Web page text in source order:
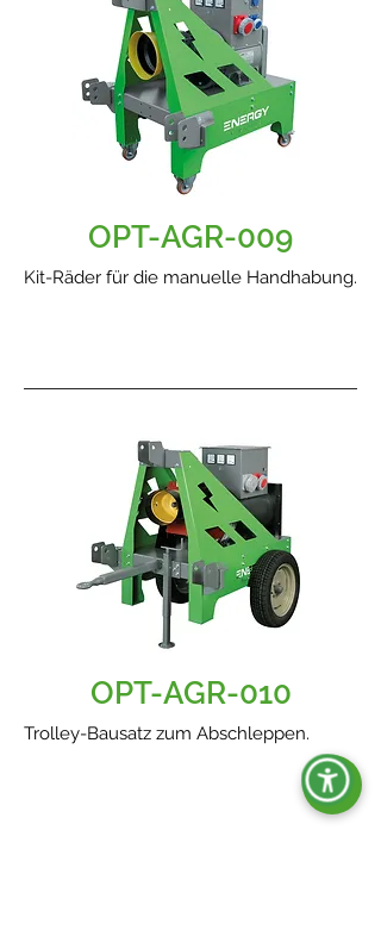
OPT-AGR-009
Kit-Räder für die manuelle Handhabung.
OPT-AGR-010
Trolley-Bausatz zum Abschleppen.